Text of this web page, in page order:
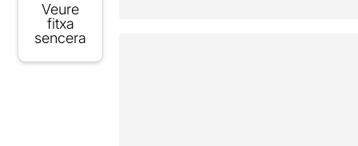
Veure
fitxa
sencera